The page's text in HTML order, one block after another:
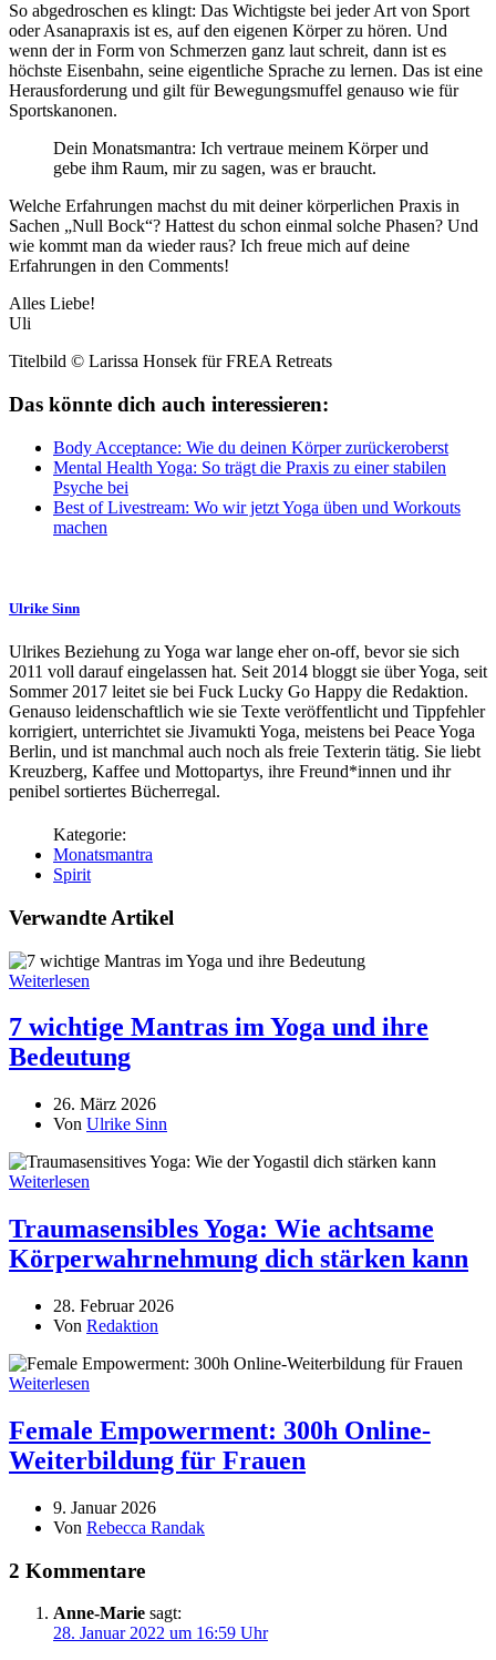
So abgedroschen es klingt: Das Wichtigste bei jeder Art von Sport
oder Asanapraxis ist es, auf den eigenen Körper zu hören. Und
wenn der in Form von Schmerzen ganz laut schreit, dann ist es
höchste Eisenbahn, seine eigentliche Sprache zu lernen. Das ist eine
Herausforderung und gilt für Bewegungsmuffel genauso wie für
Sportskanonen.
Dein Monatsmantra: Ich vertraue meinem Körper und
gebe ihm Raum, mir zu sagen, was er braucht.
Welche Erfahrungen machst du mit deiner körperlichen Praxis in
Sachen „Null Bock“? Hattest du schon einmal solche Phasen? Und
wie kommt man da wieder raus? Ich freue mich auf deine
Erfahrungen in den Comments!
Alles Liebe!
Uli
Titelbild © Larissa Honsek für FREA Retreats
Das könnte dich auch interessieren:
Body Acceptance: Wie du deinen Körper zurückeroberst
Mental Health Yoga: So trägt die Praxis zu einer stabilen
Psyche bei
Best of Livestream: Wo wir jetzt Yoga üben und Workouts
machen
Ulrike Sinn
Ulrikes Beziehung zu Yoga war lange eher on-off, bevor sie sich
2011 voll darauf eingelassen hat. Seit 2014 bloggt sie über Yoga, seit
Sommer 2017 leitet sie bei Fuck Lucky Go Happy die Redaktion.
Genauso leidenschaftlich wie sie Texte veröffentlicht und Tippfehler
korrigiert, unterrichtet sie Jivamukti Yoga, meistens bei Peace Yoga
Berlin, und ist manchmal auch noch als freie Texterin tätig. Sie liebt
Kreuzberg, Kaffee und Mottopartys, ihre Freund*innen und ihr
penibel sortiertes Bücherregal.
Monatsmantra
Spirit
Verwandte Artikel
Weiterlesen
7 wichtige Mantras im Yoga und ihre
Bedeutung
26. März 2026
Von Ulrike Sinn
Weiterlesen
Traumasensibles Yoga: Wie achtsame
Körperwahrnehmung dich stärken kann
28. Februar 2026
Von Redaktion
Weiterlesen
Female Empowerment: 300h Online-
Weiterbildung für Frauen
9. Januar 2026
Von Rebecca Randak
2 Kommentare
Anne-Marie sagt:
28. Januar 2022 um 16:59 Uhr